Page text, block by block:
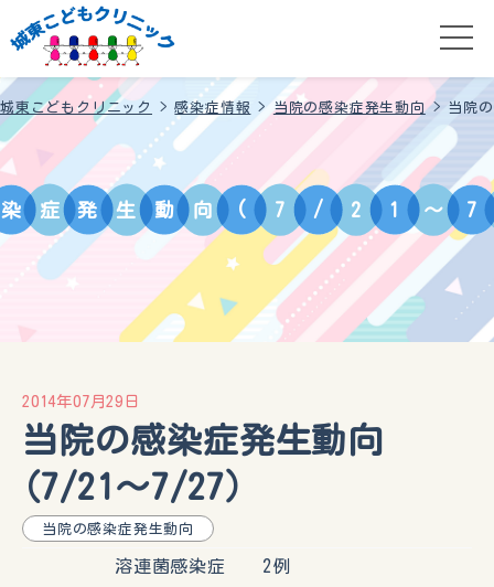
城東こどもクリニック >感染症情報 > 当院の感染症発生動向> 当院
染 症 発 生 動 向 ( 7 / 2 1 ～ 7
2014年07月29日
当院の感染症発生動向
(7/21～7/27）
当院の感染症発生動向
溶連菌感染症 2例